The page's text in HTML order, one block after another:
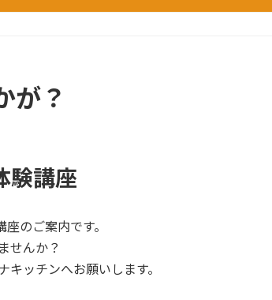
が？
験講座
のご案内です。
せんか？
ッチンへお願いします。